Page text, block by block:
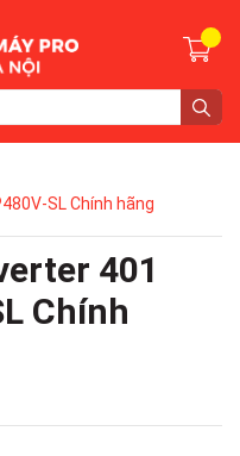
SL Chính hãng
401
Chính